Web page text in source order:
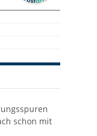
schon mit